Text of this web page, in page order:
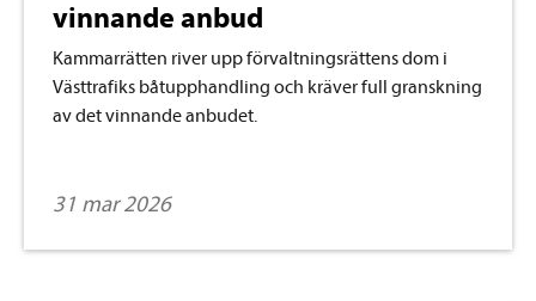
vinnande anbud
Kammarrätten river upp förvaltningsrättens dom i
Västtrafiks båtupphandling och kräver full granskning
av det vinnande anbudet.
31 mar 2026